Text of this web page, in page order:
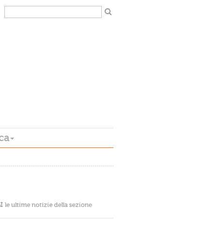
le ultime notizie della sezione